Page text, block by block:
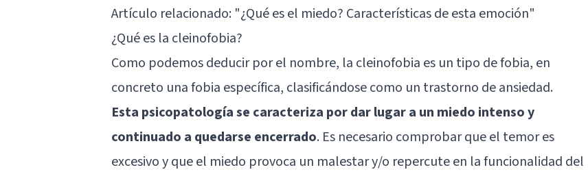
Artículo relacionado: "¿Qué es el miedo? Características de esta emoción"
¿Qué es la cleinofobia?
Como podemos deducir por el nombre, la cleinofobia es un tipo de fobia, en
concreto una fobia específica, clasificándose como un trastorno de ansiedad.
Esta psicopatología se caracteriza por dar lugar a un miedo intenso y
continuado a quedarse encerrado. Es necesario comprobar que el temor es
excesivo y que el miedo provoca un malestar y/o repercute en la funcionalidad del